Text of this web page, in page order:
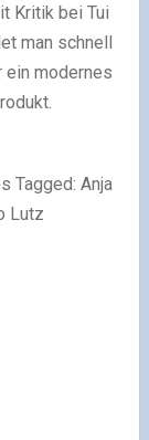
Kritik bei Tui
man schnell
ein modernes
Tagged: Anja
Lutz